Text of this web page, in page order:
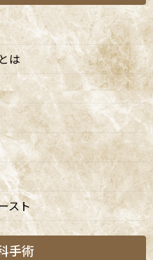
リー
は
スト
手術